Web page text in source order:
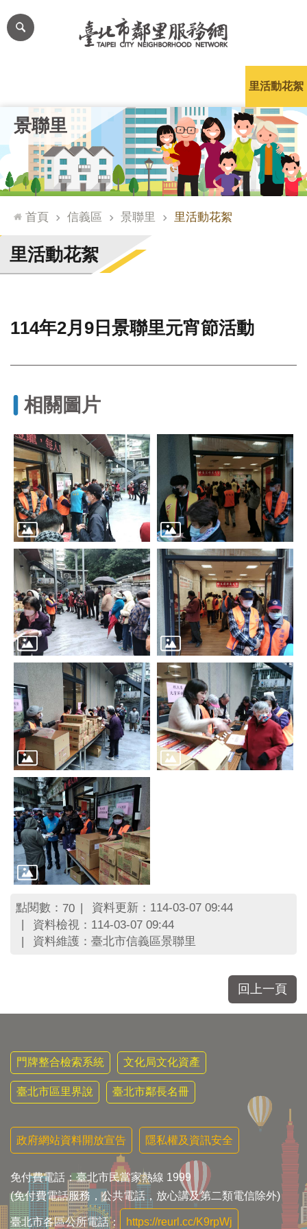
跳到主要內容區塊
網
站
台
通
臺
北
市
門
整
統
文
化
局
文
化
資
產
臺
北
市
區
里
界
說
臺
北
市
鄰
長
名
冊
景聯里
里活動花絮
首頁 信義區 景聯里 里活動花絮
里活動花絮
114年2月9日景聯里元宵節活動
相關圖片
點閱數： 70
資料更新：114-03-07 09:44
資料檢視：114-03-07 09:44
資料維護：臺北市信義區景聯里
回上一頁
門牌整合檢索系統 文化局文化資產
臺北市區里界說 臺北市鄰長名冊
政府網站資料開放宣告 隱私權及資訊安全
免付費電話：臺北市民當家熱線 1999
(免付費電話服務，公共電話，放心講及第二類電信除外)
臺北市各區公所電話： https://reurl.cc/K9rpWj